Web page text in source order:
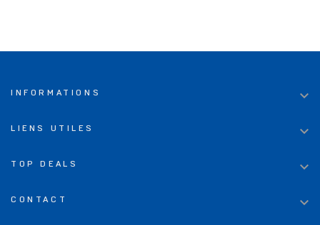
INFORMATIONS 
LIENS UTILES 
TOP DEALS 
CONTACT 